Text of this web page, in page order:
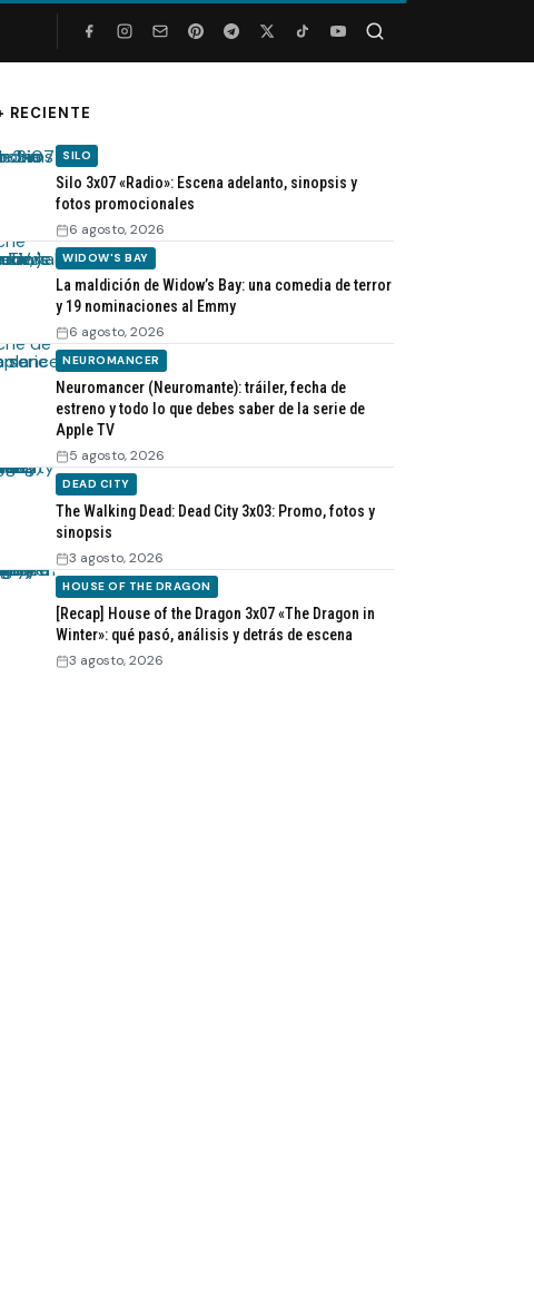
RECIENTE
SILO
Silo 3x07 «Radio»: Escena adelanto, sinopsis y
fotos promocionales
6 agosto, 2026
WIDOW'S BAY
La maldición de Widow’s Bay: una comedia de terror
y 19 nominaciones al Emmy
6 agosto, 2026
NEUROMANCER
Neuromancer (Neuromante): tráiler, fecha de
estreno y todo lo que debes saber de la serie de
Apple TV
5 agosto, 2026
DEAD CITY
The Walking Dead: Dead City 3x03: Promo, fotos y
sinopsis
3 agosto, 2026
HOUSE OF THE DRAGON
[Recap] House of the Dragon 3x07 «The Dragon in
Winter»: qué pasó, análisis y detrás de escena
3 agosto, 2026